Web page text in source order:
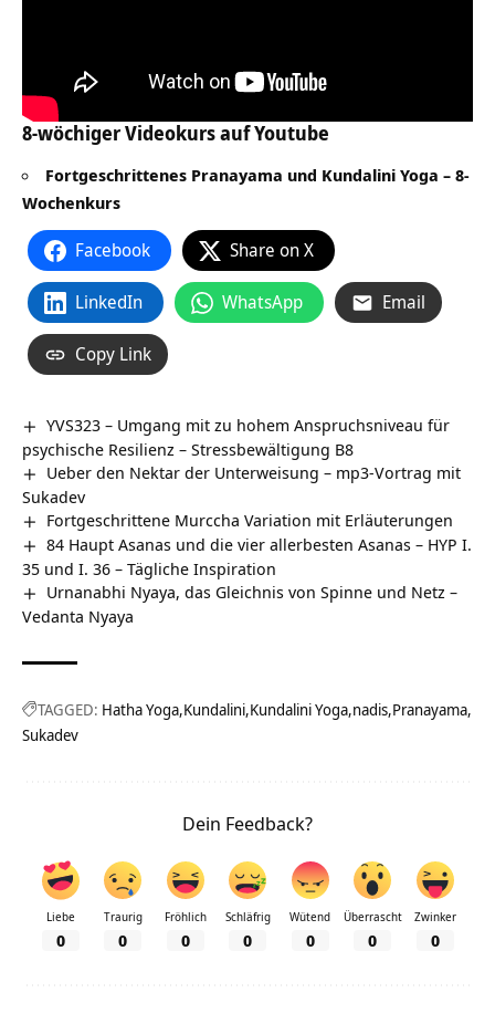
8-wöchiger Videokurs auf Youtube
Fortgeschrittenes Pranayama und Kundalini Yoga – 8-
Wochenkurs
Facebook Share on X
LinkedIn WhatsApp Email
Copy Link
YVS323 – Umgang mit zu hohem Anspruchsniveau für
psychische Resilienz – Stressbewältigung B8
Ueber den Nektar der Unterweisung – mp3-Vortrag mit
Sukadev
Fortgeschrittene Murccha Variation mit Erläuterungen
84 Haupt Asanas und die vier allerbesten Asanas – HYP I.
35 und I. 36 – Tägliche Inspiration
Urnanabhi Nyaya, das Gleichnis von Spinne und Netz –
Vedanta Nyaya
TAGGED: Hatha Yoga Kundalini Kundalini Yoga nadis Pranayama
Sukadev
Dein Feedback?
Liebe
0
Traurig
0
Fröhlich
0
Schläfrig
0
Wütend
0
Überrascht
0
Zwinker
0